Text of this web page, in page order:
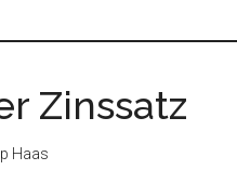
Zinssatz
Haas